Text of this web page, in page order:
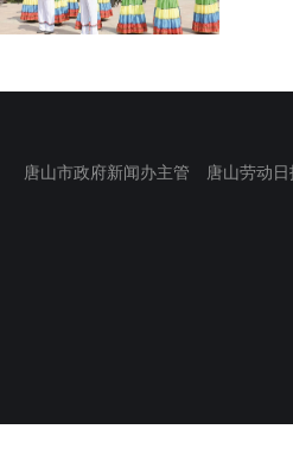
唐山市政府新闻办主管 唐山劳动